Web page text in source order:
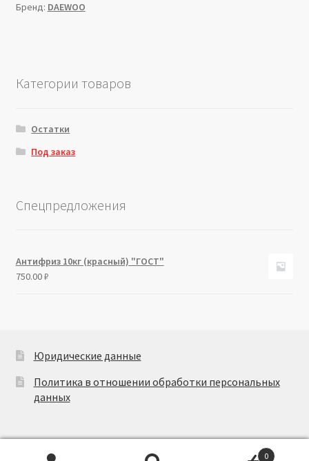
Бренд: DAEWOO
Категории товаров
Остатки
Под заказ
Спецпредложения
Антифриз 10кг (красный) "ГОСТ"
750.00₽
Юридические данные
Политика в отношении обработки персональных
данных
0